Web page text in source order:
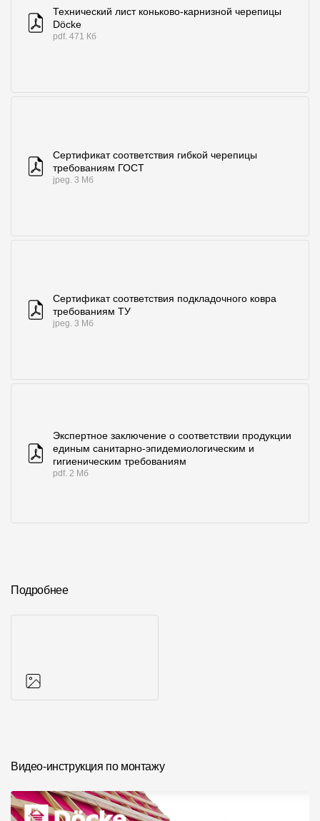
8 800 100 71 45site@docke.ru
Технический лист коньково-карнизной черепицы
Döcke
pdf. 471 Кб
Сертификат соответствия гибкой черепицы
требованиям ГОСТ
jpeg. 3 Мб
Сертификат соответствия подкладочного ковра
требованиям ТУ
jpeg. 3 Мб
Экспертное заключение о соответствии продукции
единым санитарно-эпидемиологическим и
гигиеническим требованиям
pdf. 2 Мб
Подробнее
Видео-инструкция по монтажу